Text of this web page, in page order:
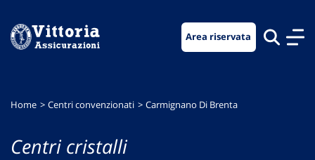
menu
contenuto
footer
Area riservata
Home Centri convenzionati Carmignano Di Brenta
Centri cristalli